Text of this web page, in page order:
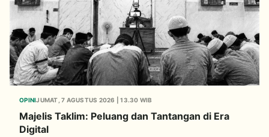
OPINIJUMAT, 7 AGUSTUS 2026 | 13.30 WIB
Majelis Taklim: Peluang dan Tantangan di Era
Digital